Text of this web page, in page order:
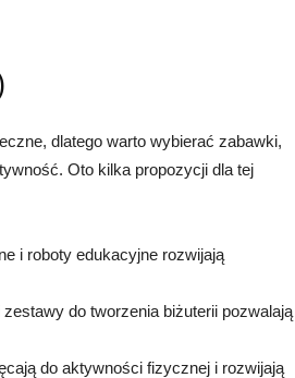
dlatego warto wybierać zabawki,
Oto kilka propozycji dla tej
i roboty edukacyjne rozwijają
do tworzenia biżuterii pozwalają
do aktywności fizycznej i rozwijają